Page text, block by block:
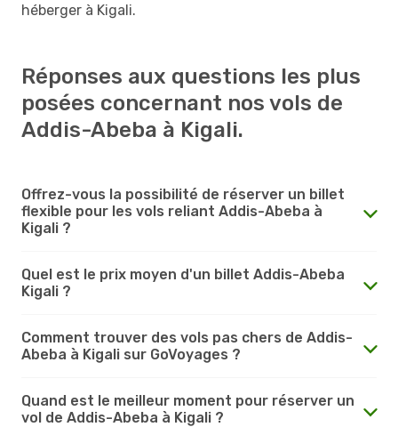
héberger à Kigali.
Réponses aux questions les plus
posées concernant nos vols de
Addis-Abeba à Kigali.
Offrez-vous la possibilité de réserver un billet
flexible pour les vols reliant Addis-Abeba à
Kigali ?
Quel est le prix moyen d'un billet Addis-Abeba
Kigali ?
Comment trouver des vols pas chers de Addis-
Abeba à Kigali sur GoVoyages ?
Quand est le meilleur moment pour réserver un
vol de Addis-Abeba à Kigali ?